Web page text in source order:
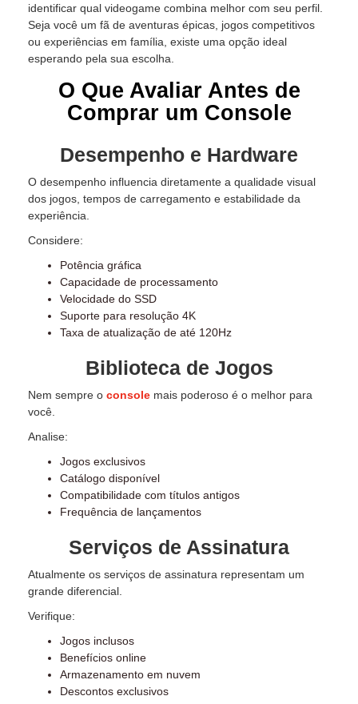
identificar qual videogame combina melhor com seu perfil.
Seja você um fã de aventuras épicas, jogos competitivos
ou experiências em família, existe uma opção ideal
esperando pela sua escolha.
O Que Avaliar Antes de
Comprar um Console
Desempenho e Hardware
O desempenho influencia diretamente a qualidade visual
dos jogos, tempos de carregamento e estabilidade da
experiência.
Considere:
Potência gráfica
Capacidade de processamento
Velocidade do SSD
Suporte para resolução 4K
Taxa de atualização de até 120Hz
Biblioteca de Jogos
Nem sempre o console mais poderoso é o melhor para
você.
Analise:
Jogos exclusivos
Catálogo disponível
Compatibilidade com títulos antigos
Frequência de lançamentos
Serviços de Assinatura
Atualmente os serviços de assinatura representam um
grande diferencial.
Verifique:
Jogos inclusos
Benefícios online
Armazenamento em nuvem
Descontos exclusivos